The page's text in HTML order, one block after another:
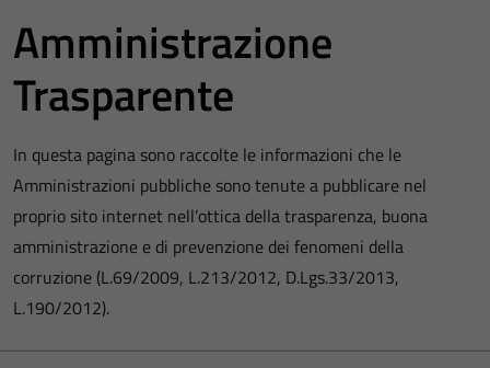
Amministrazione
Trasparente
In questa pagina sono raccolte le informazioni che le
Amministrazioni pubbliche sono tenute a pubblicare nel
proprio sito internet nell’ottica della trasparenza, buona
amministrazione e di prevenzione dei fenomeni della
corruzione (L.69/2009, L.213/2012, D.Lgs.33/2013,
L.190/2012).